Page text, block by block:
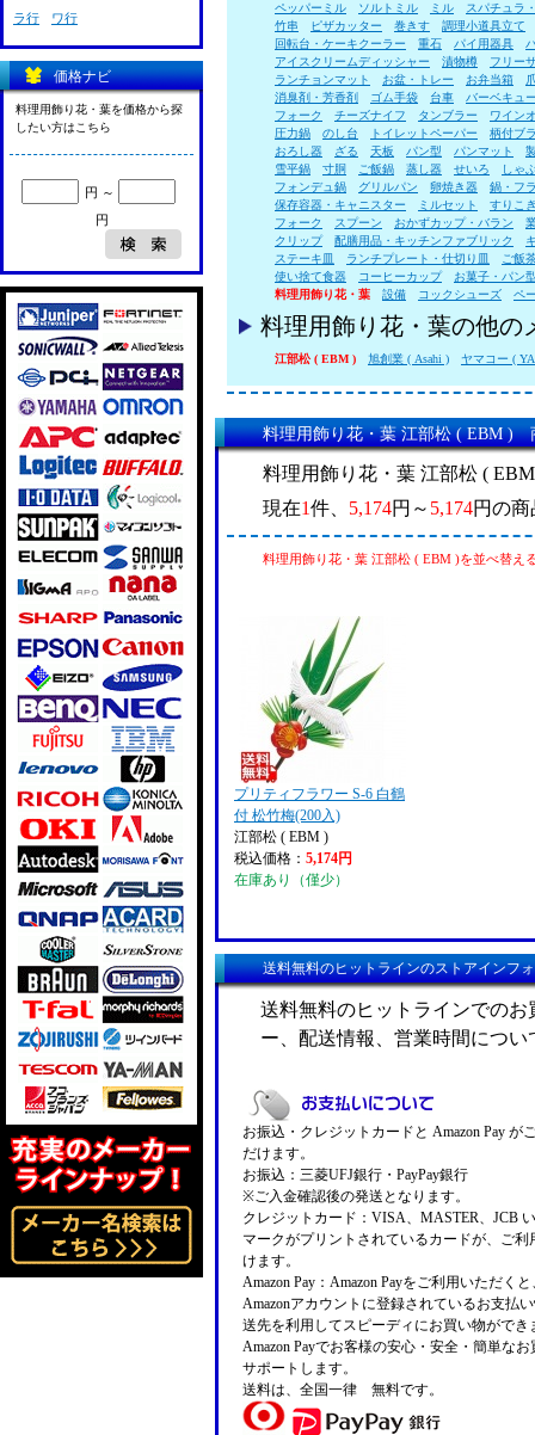
ペッパーミル
ソルトミル ミル
スパチュラ
竹串
ピザカッター 巻きす
調理小道具立て
回転台・ケーキクーラー
重石 パイ用器具
アイスクリームディッシャー
漬物樽
フリー
ランチョンマット
お盆・トレー お弁当箱
消臭剤・芳香剤
ゴム手袋 台車
バーベキュ
フォーク
チーズナイフ タンブラー
ワイン
圧力鍋
のし台 トイレットペーパー
柄付ブ
おろし器
ざる 天板 パン型 パンマット
雪平鍋
寸胴 ご飯鍋 蒸し器 せいろ
しゃ
フォンデュ鍋
グリルパン 卵焼き器
鍋・フ
保存容器・キャニスター
ミルセット
すりこ
フォーク
スプーン おかずカップ・バラン
クリップ
配膳用品・キッチンファブリック
ステーキ皿
ランチプレート・仕切り皿
ご飯
使い捨て食器
コーヒーカップ
お菓子・パン
料理用飾り花・葉
設備 コックシューズ ペ
料理用飾り花・葉の他の
江部松 ( EBM ) 旭創業 ( Asahi ) ヤマコー (
料理用飾り花・葉 江部松 ( EBM )
料理用飾り花・葉 江部松 (
現在1件、 5,174円～ 5,174円の
料理用飾り花・葉 江部松 ( EBM )を並べ替え
プリティフラワー S-6 白鶴
付 松竹梅(200入)
江部松 ( EBM )
税込価格： 5,174円
在庫あり（僅少）
送料無料のヒットラインのストアインフ
送料無料のヒットラインでの
ー、配送情報、営業時間につ
お振込・クレジットカードと Amazon Pay が
だけます。
お振込：三菱UFJ銀行・PayPay銀行
※ご入金確認後の発送となります。
クレジットカード：VISA、MASTER、JCB
マークがプリントされているカードが、ご利
けます。
Amazon Pay：Amazon Payをご利用いただく
Amazonアカウントに登録されているお支払
送先を利用してスピーディにお買い物ができ
Amazon Payでお客様の安心・安全・簡単な
サポートします。
送料は、全国一律 無料です。
ラ行 ワ行
価格ナビ
料理用飾り花・葉を価格から探
したい方はこちら
円 ～
円